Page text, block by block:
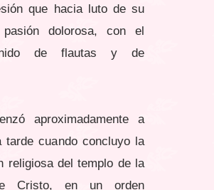
que hacia luto de su
dolorosa, con el
de flautas y de
aproximadamente a
tarde cuando concluyo la
religiosa del templo de la
Cristo, en un orden